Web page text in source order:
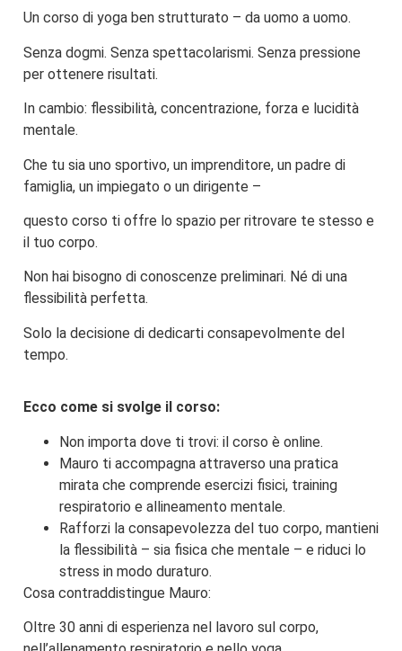
Un corso di yoga ben strutturato – da uomo a uomo.
Senza dogmi. Senza spettacolarismi. Senza pressione
per ottenere risultati.
In cambio: flessibilità, concentrazione, forza e lucidità
mentale.
Che tu sia uno sportivo, un imprenditore, un padre di
famiglia, un impiegato o un dirigente –
questo corso ti offre lo spazio per ritrovare te stesso e
il tuo corpo.
Non hai bisogno di conoscenze preliminari. Né di una
flessibilità perfetta.
Solo la decisione di dedicarti consapevolmente del
tempo.
Ecco come si svolge il corso:
Non importa dove ti trovi: il corso è online.
Mauro ti accompagna attraverso una pratica
mirata che comprende esercizi fisici, training
respiratorio e allineamento mentale.
Rafforzi la consapevolezza del tuo corpo, mantieni
la flessibilità – sia fisica che mentale – e riduci lo
stress in modo duraturo.
Cosa contraddistingue Mauro:
Oltre 30 anni di esperienza nel lavoro sul corpo,